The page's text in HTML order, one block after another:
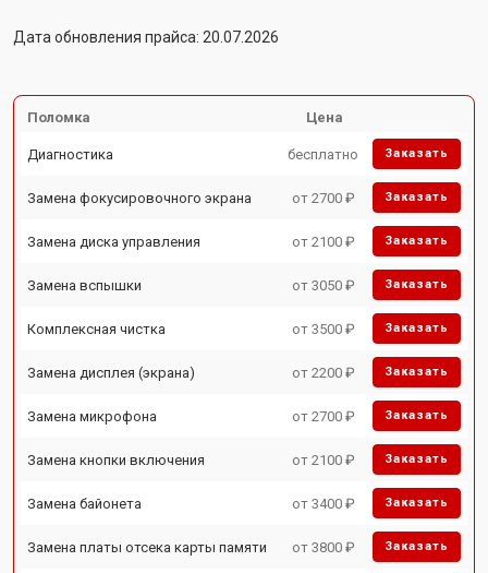
Дата обновления прайса: 20.07.2026
Поломка Цена
Диагностика бесплатно Заказать
Замена фокусировочного экрана от 2700 ₽ Заказать
Замена диска управления от 2100 ₽ Заказать
Замена вспышки от 3050 ₽ Заказать
Комплексная чистка от 3500 ₽ Заказать
Замена дисплея (экрана) от 2200 ₽ Заказать
Замена микрофона от 2700 ₽ Заказать
Замена кнопки включения от 2100 ₽ Заказать
Замена байонета от 3400 ₽ Заказать
Замена платы отсека карты памяти от 3800 ₽ Заказать